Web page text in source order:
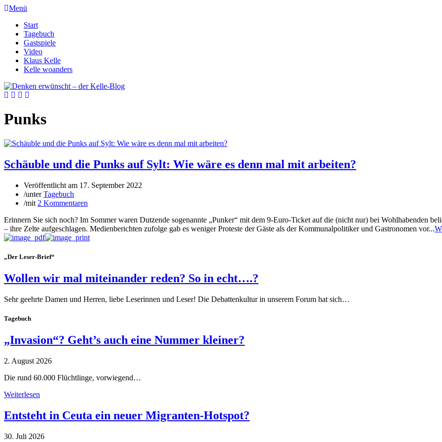
Menü
Start
Tagebuch
Gastspiele
Video
Klaus Kelle
Kelle woanders
Punks
Schäuble und die Punks auf Sylt: Wie wäre es denn mal mit arbeiten?
Veröffentlicht am 17. September 2022
/unterTagebuch
/mit 2 Kommentaren
Erinnern Sie sich noch? Im Sommer waren Dutzende sogenannte „Punker“ mit dem 9-Euro-Ticket auf die (nicht nur) bei Wohlhabenden
– ihre Zelte aufgeschlagen. Medienberichten zufolge gab es weniger Proteste der Gäste als der Kommunalpolitiker und Gastronomen vor...
„Der Leser-Brief“
Wollen wir mal miteinander reden? So in echt….?
Sehr geehrte Damen und Herren, liebe Leserinnen und Leser! Die Debattenkultur in unserem Forum hat sich…
Tagebuch
„Invasion“? Geht’s auch eine Nummer kleiner?
2. August 2026
Die rund 60.000 Flüchtlinge, vorwiegend…
Weiterlesen
Entsteht in Ceuta ein neuer Migranten-Hotspot?
30. Juli 2026